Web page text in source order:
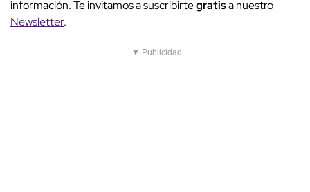
información. Te invitamos a suscribirtegratisa nuestro
Newsletter.
▼ Publicidad